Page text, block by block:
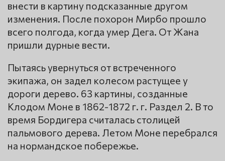
внести в картину подсказанные другом
изменения. После похорон Мирбо прошло
всего полгода, когда умер Дега. От Жана
пришли дурные вести.
Пытаясь увернуться от встреченного
экипажа, он задел колесом растущее у
дороги дерево. 63 картины, созданные
Клодом Моне в 1862-1872 г. г. Раздел 2. В то
время Бордигера считалась столицей
пальмового дерева. Летом Моне перебрался
на нормандское побережье.